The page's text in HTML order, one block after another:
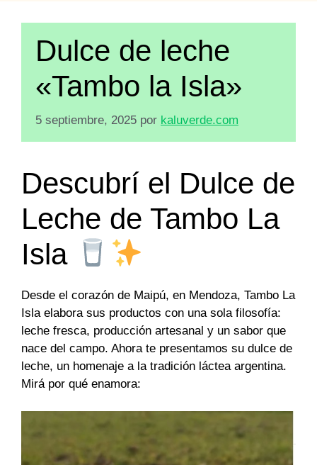
Dulce de leche
«Tambo la Isla»
5 septiembre, 2025 por kaluverde.com
Descubrí el Dulce de
Leche de Tambo La
Isla
Desde el corazón de Maipú, en Mendoza, Tambo La
Isla elabora sus productos con una sola filosofía:
leche fresca, producción artesanal y un sabor que
nace del campo. Ahora te presentamos su dulce de
leche, un homenaje a la tradición láctea argentina.
Mirá por qué enamora: